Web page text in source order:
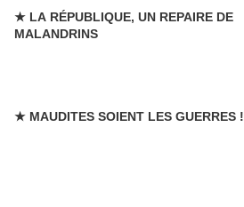
★ LA RÉPUBLIQUE, UN REPAIRE DE
MALANDRINS
★ MAUDITES SOIENT LES GUERRES !